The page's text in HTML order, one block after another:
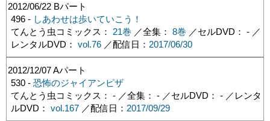
2012/06/22 Bパート
496 - しあわせは歩いていこう！
てんとう虫コミックス： 21巻 ／全集： 8巻 ／セルDVD： - ／
レンタルDVD： vol.76／配信日： 2017/06/30
2012/12/07Aパート
530 - 恐怖のジャイアンピザ
てんとう虫コミックス： - ／全集： - ／セルDVD： - ／レンタ
ルDVD： vol.167／配信日： 2017/09/29